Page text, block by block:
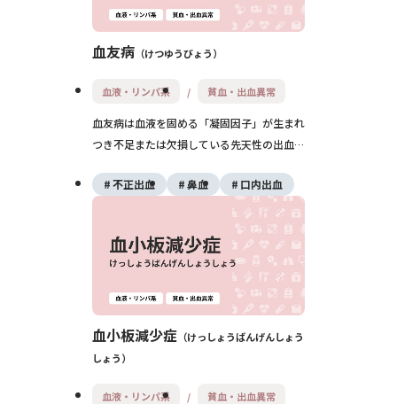
血友病 けつゆうびょう
血液・リンパ系 貧血・出血異常
血友病は血液を固める「凝固因子」が生まれ
つき不足または欠損している先天性の出血性
がでも出血が止まりにくく、関節内出血など
を繰り返すことがあります。適切な治療と自
不正出血 鼻血 口内出血
血小板減少症
けっしょうばんげんしょう
しょう
血液・リンパ系 貧血・出血異常